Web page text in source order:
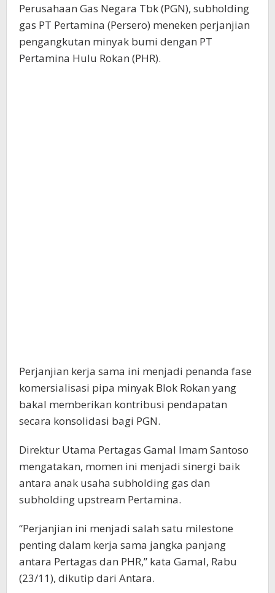
Perusahaan Gas Negara Tbk (PGN), subholding
gas PT Pertamina (Persero) meneken perjanjian
pengangkutan minyak bumi dengan PT
Pertamina Hulu Rokan (PHR).
Perjanjian kerja sama ini menjadi penanda fase
komersialisasi pipa minyak Blok Rokan yang
bakal memberikan kontribusi pendapatan
secara konsolidasi bagi PGN.
Direktur Utama Pertagas Gamal Imam Santoso
mengatakan, momen ini menjadi sinergi baik
antara anak usaha subholding gas dan
subholding upstream Pertamina.
“Perjanjian ini menjadi salah satu milestone
penting dalam kerja sama jangka panjang
antara Pertagas dan PHR,” kata Gamal, Rabu
(23/11), dikutip dari Antara.